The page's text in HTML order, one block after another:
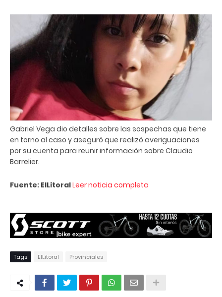
Gabriel Vega dio detalles sobre las sospechas que tiene
en torno al caso y aseguró que realizó averiguaciones
por su cuenta para reunir información sobre Claudio
Barrelier.
Fuente: ElLitoralLeer noticia completa
Tags ElLitoral Provinciales